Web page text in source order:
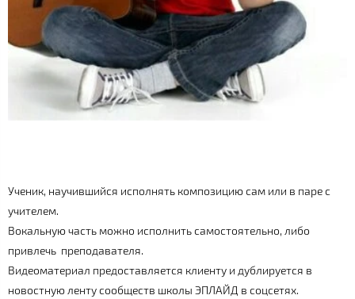
Ученик, научившийся исполнять композицию сам или в паре с
учителем.
Вокальную часть можно исполнить самостоятельно, либо
привлечь преподавателя.
Видеоматериал предоставляется клиенту и дублируется в
новостную ленту сообществ школы ЭПЛАЙД в соцсетях.